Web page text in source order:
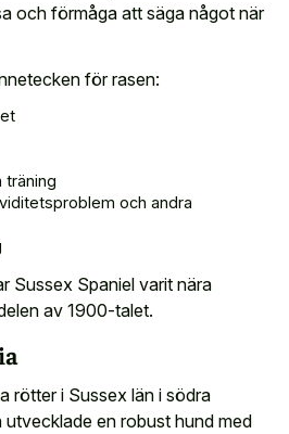
och förmåga att säga något när
för rasen:
träning
och andra
Sussex Spaniel varit nära
av 1900-talet.
rötter i Sussex län i södra
utvecklade en robust hund med